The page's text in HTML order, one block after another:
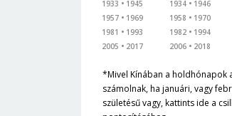
1933
1945
1957
1969
1981
1993
2005
2017
1934
1946
1958
1970
1982
1994
2006
2018
*Mivel Kínában a holdhónapok
számolnak, ha januári, vagy
születésű vagy, kattints ide a